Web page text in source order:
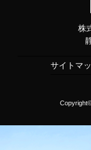
株
サイトマ